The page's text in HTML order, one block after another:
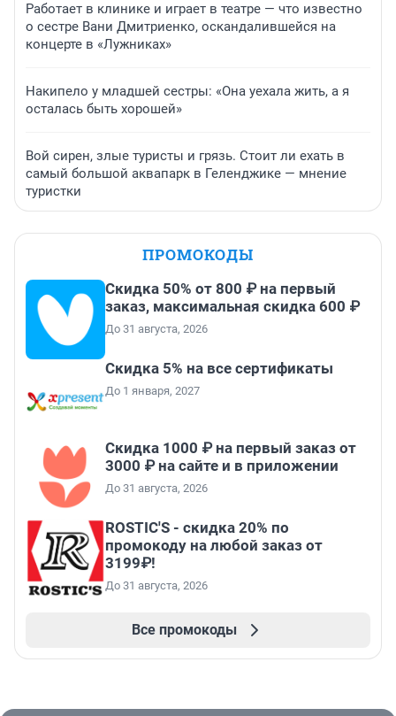
Работает в клинике и играет в театре — что известно
о сестре Вани Дмитриенко, оскандалившейся на
концерте в «Лужниках»
Накипело у младшей сестры: «Она уехала жить, а я
осталась быть хорошей»
Вой сирен, злые туристы и грязь. Стоит ли ехать в
самый большой аквапарк в Геленджике — мнение
туристки
ПРОМОКОДЫ
Скидка 50% от 800 ₽ на первый
заказ, максимальная скидка 600 ₽
До 31 августа, 2026
Скидка 5% на все сертификаты
До 1 января, 2027
Скидка 1000 ₽ на первый заказ от
3000 ₽ на сайте и в приложении
До 31 августа, 2026
ROSTIC'S - скидка 20% по
промокоду на любой заказ от
3199₽!
До 31 августа, 2026
Все промокоды